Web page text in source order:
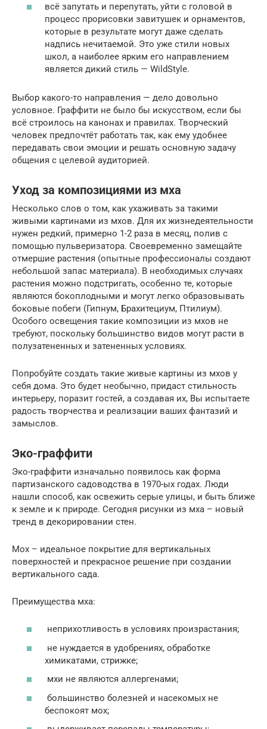
всё запутать и перепутать, уйти с головой в
процесс прорисовки завитушек и орнаментов,
которые в результате могут даже сделать
надпись нечитаемой. Это уже стили новых
школ, а наиболее ярким его направлением
является дикий стиль — WildStyle.
Выбор какого-то направления — дело довольно
условное. Граффити не было бы искусством, если бы
всё строилось на канонах и правилах. Творческий
человек предпочтёт работать так, как ему удобнее
передавать свои эмоции и решать основную задачу
общения с целевой аудиторией.
Уход за композициями из мха
Несколько слов о том, как ухаживать за такими
живыми картинами из мхов. Для их жизнедеятельности
нужен редкий, примерно 1-2 раза в месяц, полив с
помощью пульверизатора. Своевременно замещайте
отмершие растения (опытные профессионалы создают
небольшой запас материала). В необходимых случаях
растения можно подстригать, особенно те, которые
являются бокоплодными и могут легко образовывать
боковые побеги (Гипнум, Брахитециум, Птилиум).
Особого освещения такие композиции из мхов не
требуют, поскольку большинство видов могут расти в
полузатененных и затененных условиях.
Попробуйте создать такие живые картины из мхов у
себя дома. Это будет необычно, придаст стильность
интерьеру, поразит гостей, а создавая их, Вы испытаете
радость творчества и реализации ваших фантазий и
замыслов.
Эко-граффити
Эко-граффити изначально появилось как форма
партизанского садоводства в 1970-ых годах. Люди
нашли способ, как освежить серые улицы, и быть ближе
к земле и к природе. Сегодня рисунки из мха – новый
тренд в декорировании стен.
Мох – идеальное покрытие для вертикальных
поверхностей и прекрасное решение при создании
вертикального сада.
Преимущества мха:
неприхотливость в условиях произрастания;
не нуждается в удобрениях, обработке
химикатами, стрижке;
мхи не являются аллергенами;
большинство болезней и насекомых не
беспокоят мох;